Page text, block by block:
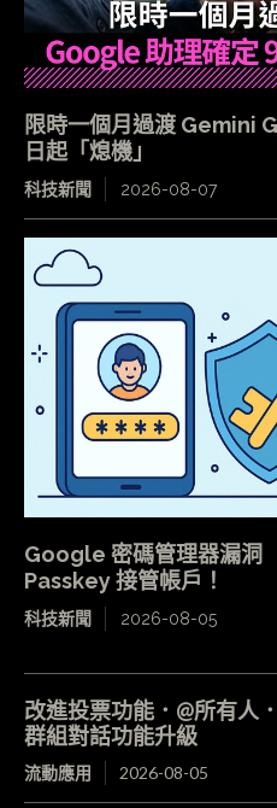
限時一個月過渡 Gemini
日起「熄機」
科技新聞 2026-08-07
Google 密碼管理器漏洞
Passkey 接管帳戶！
科技新聞 2026-08-05
改進投票功能．@所有
群組對話功能升級
流動應用 2026-08-05